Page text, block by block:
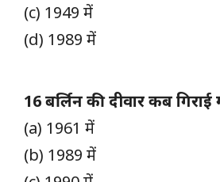
(c) 1949 में
(d) 1989 में
16 बर्लिन की दीवार कब गिराई
(a) 1961 में
(b) 1989 में